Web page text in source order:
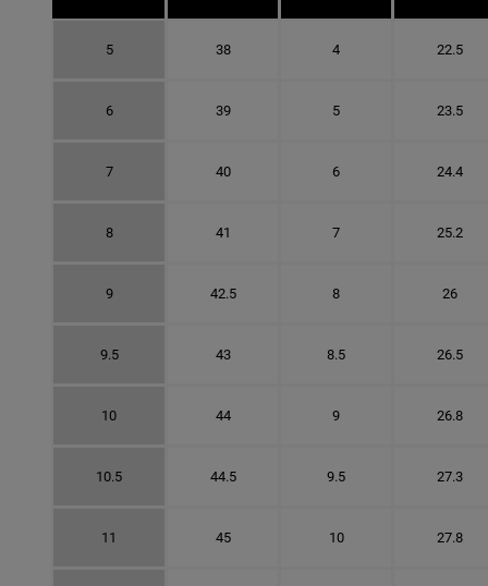
5 38 4 22.5
6 39 5 23.5
7 40 6 24.4
8 41 7 25.2
9 42.5 8 26
9.5 43 8.5 26.5
10 44 9 26.8
10.5 44.5 9.5 27.3
11 45 10 27.8